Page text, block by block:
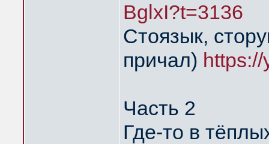
BglxI?t=3136
Стоязык,
причал)
Часть 2
Где-то в